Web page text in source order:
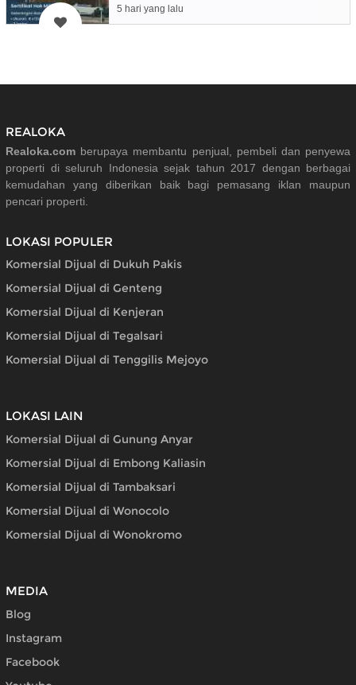
5 hari yang lalu
REALOKA
Realoka.com berupaya membantu penjual, pembeli dan penyewa
properti di seluruh Indonesia sejak tahun 2017 dengan berbagai
kemudahan yang diberikan baik bagi pemasang iklan maupun
pencari properti.
LOKASI POPULER
Komersial Dijual di Dukuh Pakis
Komersial Dijual di Genteng
Komersial Dijual di Kenjeran
Komersial Dijual di Tegalsari
Komersial Dijual di Tenggilis Mejoyo
LOKASI LAIN
Komersial Dijual di Gunung Anyar
Komersial Dijual di Embong Kaliasin
Komersial Dijual di Tambaksari
Komersial Dijual di Wonocolo
Komersial Dijual di Wonokromo
MEDIA
Blog
Instagram
Facebook